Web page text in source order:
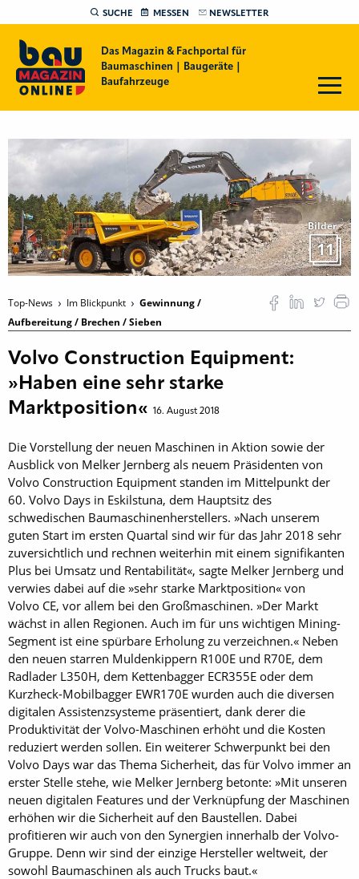
SUCHE MESSEN NEWSLETTER
Das Magazin & Fachportal für
Baumaschinen | Baugeräte |
Baufahrzeuge
Bilder
11
Top-News Im Blickpunkt
Gewinnung /
Aufbereitung / Brechen / Sieben
Volvo Construction Equipment:
»Haben eine sehr starke
Marktposition« 16. August 2018
Die Vorstellung der neuen Maschinen in Aktion sowie der
Ausblick von Melker Jernberg als neuem Präsidenten von
Volvo Construction Equipment standen im Mittelpunkt der
60. Volvo Days in Eskilstuna, dem Hauptsitz des
schwedischen Baumaschinenherstellers. »Nach unserem
guten Start im ersten Quartal sind wir für das Jahr 2018 sehr
zuversichtlich und rechnen weiterhin mit einem signifikanten
Plus bei Umsatz und Rentabilität«, sagte Melker Jernberg und
verwies dabei auf die »sehr starke Marktposition« von
Volvo CE, vor allem bei den Großmaschinen. »Der Markt
wächst in allen Regionen. Auch im für uns wichtigen Mining-
Segment ist eine spürbare Erholung zu verzeichnen.« Neben
den neuen starren Muldenkippern R100E und R70E, dem
Radlader L350H, dem Kettenbagger ECR355E oder dem
Kurzheck-Mobilbagger EWR170E wurden auch die diversen
digitalen Assistenzsysteme präsentiert, dank derer die
Produktivität der Volvo-Maschinen erhöht und die Kosten
reduziert werden sollen. Ein weiterer Schwerpunkt bei den
Volvo Days war das Thema Sicherheit, das für Volvo immer an
erster Stelle stehe, wie Melker Jernberg betonte: »Mit unseren
neuen digitalen Features und der Verknüpfung der Maschinen
erhöhen wir die Sicherheit auf den Baustellen. Dabei
profitieren wir auch von den Synergien innerhalb der Volvo-
Gruppe. Denn wir sind der einzige Hersteller weltweit, der
sowohl Baumaschinen als auch Trucks baut.«